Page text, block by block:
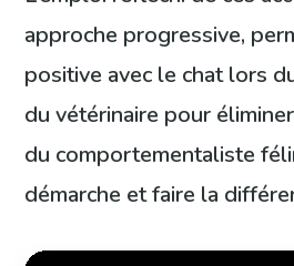
approche progressive,
positive avec le chat lors
du vétérinaire pour
du comportementaliste
démarche et faire la